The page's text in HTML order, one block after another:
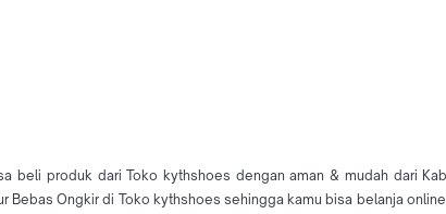
beli produk dari Toko kythshoes dengan aman & mudah dari
Bebas Ongkir di Toko kythshoes sehingga kamu bisa belanja